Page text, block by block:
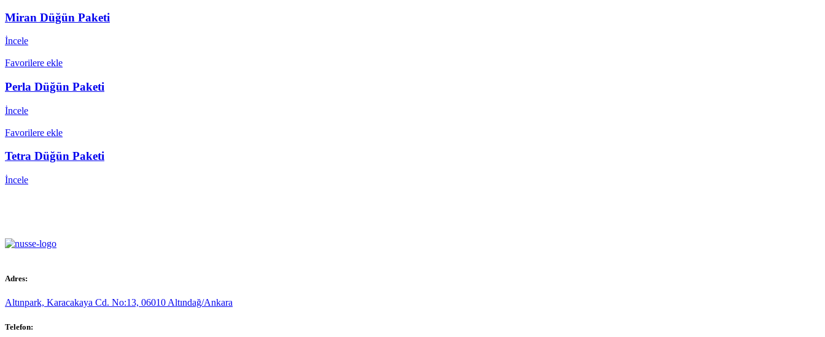
Miran Düğün Paketi
İncele
Favorilere ekle
Perla Düğün Paketi
İncele
Favorilere ekle
Tetra Düğün Paketi
İncele
Adres:
Altınpark, Karacakaya Cd. No:13, 06010 Altındağ/Ankara
Telefon: